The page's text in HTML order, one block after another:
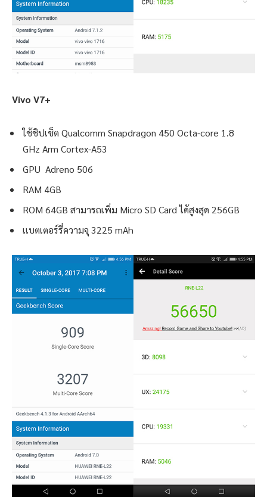
Vivo V7+
ใช้ชิปเช็ต Qualcomm Snapdragon 450 Octa-core 1.8
GHz Arm Cortex-A53
GPU Adreno 506
RAM 4GB
ROM 64GB สามารถเพิ่ม Micro SD Card ได้สูงสุด 256GB
เเบตเตอร์รี่ความจุ 3225 mAh